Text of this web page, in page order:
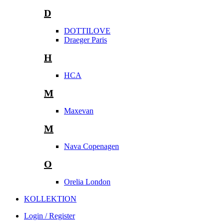
D
DOTTILOVE
Draeger Paris
H
HCA
M
Maxevan
M
Nava Copenagen
O
Orelia London
KOLLEKTION
Login / Register